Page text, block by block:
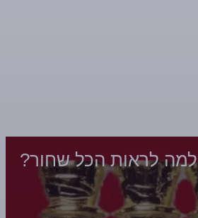
למה לראות הכל שחור?